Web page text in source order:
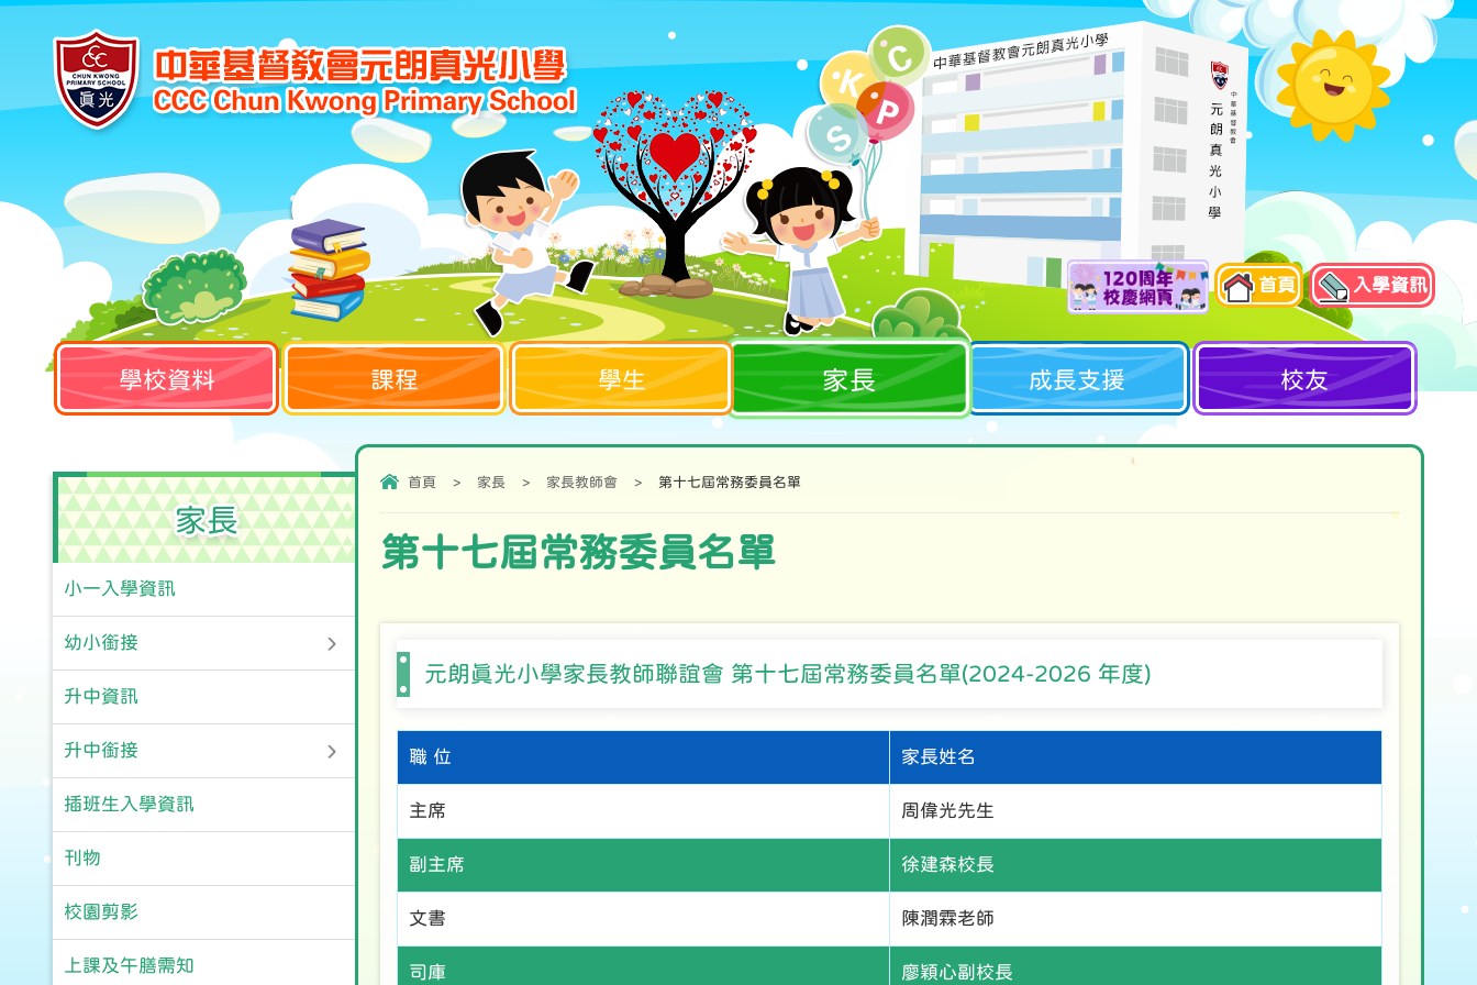
首頁 入學資訊
學校資料 課程 學生 家長 成長支援 校友
首頁 > 家長 > 家長教師會 > 第十七屆常務委員名單
第十七屆常務委員名單
元朗真光小學家長教師聯誼會 第十七屆常務委員名單(2024-2026 年度)
職 位 家長姓名
主席 周偉光先生
副主席 徐建森校長
文書 陳潤霖老師
司庫 廖穎心副校長
家長
小一入學資訊
幼小銜接
升中資訊
升中銜接
插班生入學資訊
刊物
校園剪影
上課及午膳需知